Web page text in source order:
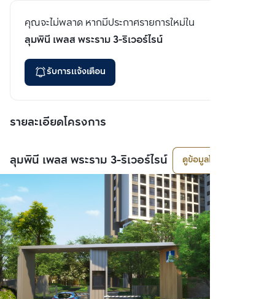
คุณจะไม่พลาด หากมีประกาศรายการใหม่ใน
ลุมพินี เพลส พระราม 3-ริเวอร์ไรน์
รับการแจ้งเตือน
รายละเอียดโครงการ
ลุมพินี เพลส พระราม 3-ริเวอร์ไรน์ ดูข้อมูลโครงการ